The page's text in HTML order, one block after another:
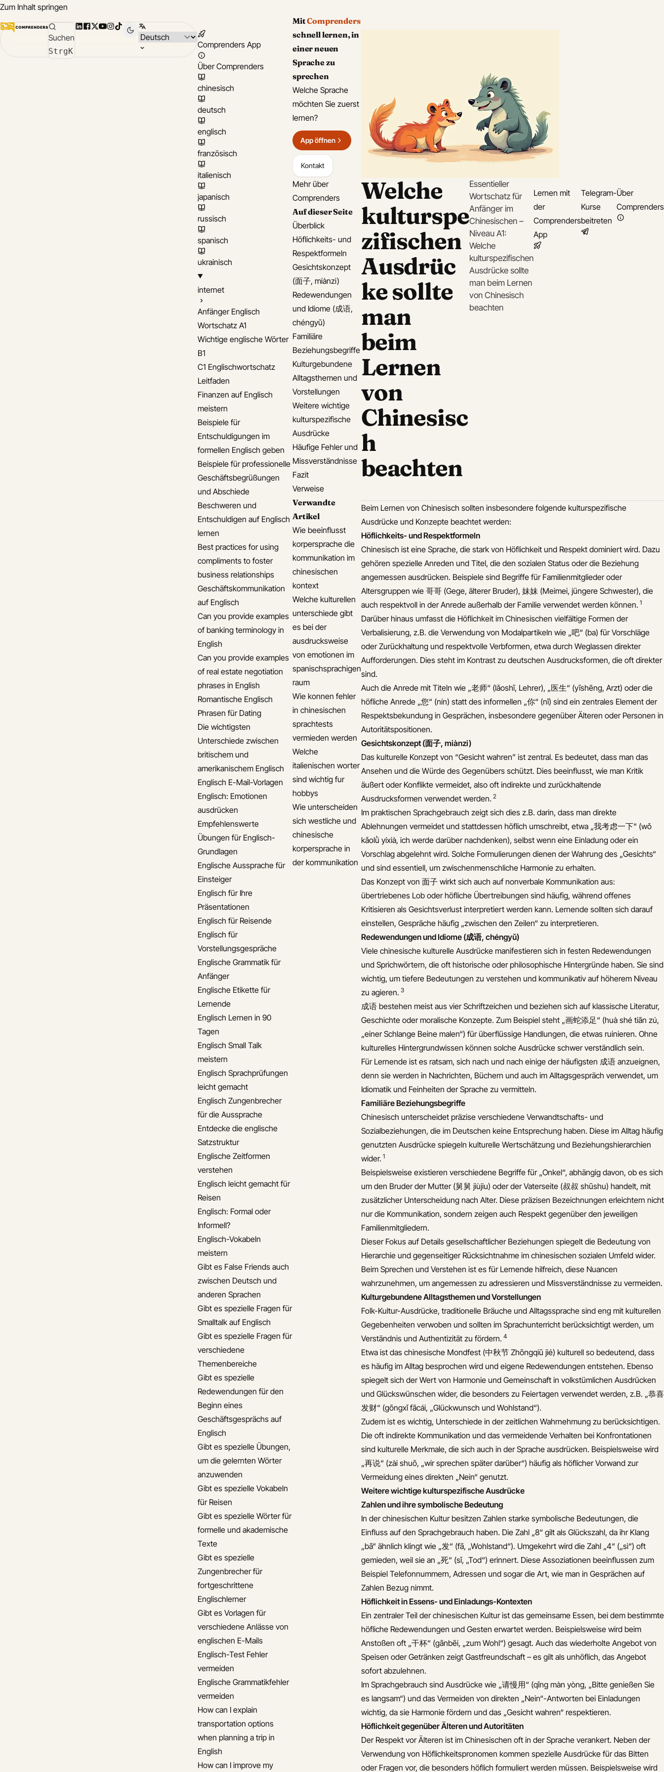
Zum Inhalt springen
Suchen
StrgK
LinkedIn
Facebook
X YouTube
Instagram
TikTok Sprache wählen
Comprenders App
Über Comprenders
chinesisch
deutsch
englisch
französisch
italienisch
japanisch
russisch
spanisch
ukrainisch
internet
Anfänger Englisch
Wortschatz A1
Wichtige englische Wörter
B1
C1 Englischwortschatz
Leitfaden
Finanzen auf Englisch
meistern
Beispiele für
Entschuldigungen im
formellen Englisch geben
Beispiele für professionelle
Geschäftsbegrüßungen
und Abschiede
Beschweren und
Entschuldigen auf Englisch
lernen
Best practices for using
compliments to foster
business relationships
Geschäftskommunikation
auf Englisch
Can you provide examples
of banking terminology in
English
Can you provide examples
of real estate negotiation
phrases in English
Romantische Englisch
Phrasen für Dating
Die wichtigsten
Unterschiede zwischen
britischem und
amerikanischem Englisch
Englisch E-Mail-Vorlagen
Englisch: Emotionen
ausdrücken
Empfehlenswerte
Übungen für Englisch-
Grundlagen
Englische Aussprache für
Einsteiger
Englisch für Ihre
Präsentationen
Englisch für Reisende
Englisch für
Vorstellungsgespräche
Englische Grammatik für
Anfänger
Englische Etikette für
Lernende
Englisch Lernen in 90
Tagen
Englisch Small Talk
meistern
Englisch Sprachprüfungen
leicht gemacht
Englisch Zungenbrecher
für die Aussprache
Entdecke die englische
Satzstruktur
Englische Zeitformen
verstehen
Englisch leicht gemacht für
Reisen
Englisch: Formal oder
Informell?
Englisch-Vokabeln
meistern
Gibt es False Friends auch
zwischen Deutsch und
anderen Sprachen
Gibt es spezielle Fragen für
Smalltalk auf Englisch
Gibt es spezielle Fragen für
verschiedene
Themenbereiche
Gibt es spezielle
Redewendungen für den
Beginn eines
Geschäftsgesprächs auf
Englisch
Gibt es spezielle Übungen,
um die gelernten Wörter
anzuwenden
Gibt es spezielle Vokabeln
für Reisen
Gibt es spezielle Wörter für
formelle und akademische
Texte
Gibt es spezielle
Zungenbrecher für
fortgeschrittene
Englischlerner
Gibt es Vorlagen für
verschiedene Anlässe von
englischen E-Mails
Englisch-Test Fehler
vermeiden
Englische Grammatikfehler
vermeiden
How can I explain
transportation options
when planning a trip in
English
How can I improve my
MitComprenders
schnell lernen, in
einer neuen
Sprache zu
sprechen
Welche Sprache
möchten Sie zuerst
lernen?
App öffnen
Kontakt
Mehr über
Comprenders
Auf dieser Seite
Überblick
Höflichkeits- und
Respektformeln
Gesichtskonzept
(面子, miànzi)
Redewendungen
und Idiome (成语,
chéngyǔ)
Familiäre
Beziehungsbegriffe
Kulturgebundene
Alltagsthemen und
Vorstellungen
Weitere wichtige
kulturspezifische
Ausdrücke
Häufige Fehler und
Missverständnisse
Fazit
Verweise
Verwandte
Artikel
Wie beeinflusst
korpersprache die
kommunikation im
chinesischen
kontext
Welche kulturellen
unterschiede gibt
es bei der
ausdrucksweise
von emotionen im
spanischsprachigen
raum
Wie konnen fehler
in chinesischen
sprachtests
vermieden werden
Welche
italienischen worter
sind wichtig fur
hobbys
Wie unterscheiden
sich westliche und
chinesische
korpersprache in
der kommunikation
Welche
kulturspe
zifischen
Ausdrüc
ke sollte
man
beim
Lernen
von
Chinesisc
h
beachten
Essentieller
Wortschatz für
Anfänger im
Chinesischen –
Niveau A1:
Welche
kulturspezifischen
Ausdrücke sollte
man beim Lernen
von Chinesisch
beachten
Lernen mit
der
Comprenders
App
Telegram-
Kurse
beitreten
Über
Comprenders
Beim Lernen von Chinesisch sollten insbesondere folgende kulturspezifische
Ausdrücke und Konzepte beachtet werden:
Höflichkeits- und Respektformeln
Chinesisch ist eine Sprache, die stark von Höflichkeit und Respekt dominiert wird. Dazu
gehören spezielle Anreden und Titel, die den sozialen Status oder die Beziehung
angemessen ausdrücken. Beispiele sind Begriffe für Familienmitglieder oder
Altersgruppen wie 哥哥 (Gege, älterer Bruder), 妹妹 (Meimei, jüngere Schwester), die
auch respektvoll in der Anrede außerhalb der Familie verwendet werden können. 1
Darüber hinaus umfasst die Höflichkeit im Chinesischen vielfältige Formen der
Verbalisierung, z.B. die Verwendung von Modalpartikeln wie „吧“ (ba) für Vorschläge
oder Zurückhaltung und respektvolle Verbformen, etwa durch Weglassen direkter
Aufforderungen. Dies steht im Kontrast zu deutschen Ausdrucksformen, die oft direkter
sind.
Auch die Anrede mit Titeln wie „老师“ (lǎoshī, Lehrer), „医生“ (yīshēng, Arzt) oder die
höfliche Anrede „您“ (nín) statt des informellen „你“ (nǐ) sind ein zentrales Element der
Respektsbekundung in Gesprächen, insbesondere gegenüber Älteren oder Personen in
Autoritätspositionen.
Gesichtskonzept (面子, miànzi)
Das kulturelle Konzept von “Gesicht wahren” ist zentral. Es bedeutet, dass man das
Ansehen und die Würde des Gegenübers schützt. Dies beeinflusst, wie man Kritik
äußert oder Konflikte vermeidet, also oft indirekte und zurückhaltende
Ausdrucksformen verwendet werden. 2
Im praktischen Sprachgebrauch zeigt sich dies z.B. darin, dass man direkte
Ablehnungen vermeidet und stattdessen höflich umschreibt, etwa „我考虑一下“ (wǒ
kǎolǜ yíxià, ich werde darüber nachdenken), selbst wenn eine Einladung oder ein
Vorschlag abgelehnt wird. Solche Formulierungen dienen der Wahrung des „Gesichts“
und sind essentiell, um zwischenmenschliche Harmonie zu erhalten.
Das Konzept von 面子 wirkt sich auch auf nonverbale Kommunikation aus:
übertriebenes Lob oder höfliche Übertreibungen sind häufig, während offenes
Kritisieren als Gesichtsverlust interpretiert werden kann. Lernende sollten sich darauf
einstellen, Gespräche häufig „zwischen den Zeilen“ zu interpretieren.
Redewendungen und Idiome (成语, chéngyǔ)
Viele chinesische kulturelle Ausdrücke manifestieren sich in festen Redewendungen
und Sprichwörtern, die oft historische oder philosophische Hintergründe haben. Sie sind
wichtig, um tiefere Bedeutungen zu verstehen und kommunikativ auf höherem Niveau
zu agieren. 3
成语 bestehen meist aus vier Schriftzeichen und beziehen sich auf klassische Literatur,
Geschichte oder moralische Konzepte. Zum Beispiel steht „画蛇添足“ (huà shé tiān zú,
„einer Schlange Beine malen“) für überflüssige Handlungen, die etwas ruinieren. Ohne
kulturelles Hintergrundwissen können solche Ausdrücke schwer verständlich sein.
Für Lernende ist es ratsam, sich nach und nach einige der häufigsten 成语 anzueignen,
denn sie werden in Nachrichten, Büchern und auch im Alltagsgespräch verwendet, um
Idiomatik und Feinheiten der Sprache zu vermitteln.
Familiäre Beziehungsbegriffe
Chinesisch unterscheidet präzise verschiedene Verwandtschafts- und
Sozialbeziehungen, die im Deutschen keine Entsprechung haben. Diese im Alltag häufig
genutzten Ausdrücke spiegeln kulturelle Wertschätzung und Beziehungshierarchien
wider. 1
Beispielsweise existieren verschiedene Begriffe für „Onkel“, abhängig davon, ob es sich
um den Bruder der Mutter (舅舅 jiùjiu) oder der Vaterseite (叔叔 shūshu) handelt, mit
zusätzlicher Unterscheidung nach Alter. Diese präzisen Bezeichnungen erleichtern nicht
nur die Kommunikation, sondern zeigen auch Respekt gegenüber den jeweiligen
Familienmitgliedern.
Dieser Fokus auf Details gesellschaftlicher Beziehungen spiegelt die Bedeutung von
Hierarchie und gegenseitiger Rücksichtnahme im chinesischen sozialen Umfeld wider.
Beim Sprechen und Verstehen ist es für Lernende hilfreich, diese Nuancen
wahrzunehmen, um angemessen zu adressieren und Missverständnisse zu vermeiden.
Kulturgebundene Alltagsthemen und Vorstellungen
Folk-Kultur-Ausdrücke, traditionelle Bräuche und Alltagssprache sind eng mit kulturellen
Gegebenheiten verwoben und sollten im Sprachunterricht berücksichtigt werden, um
Verständnis und Authentizität zu fördern. 4
Etwa ist das chinesische Mondfest (中秋节 Zhōngqiū jié) kulturell so bedeutend, dass
es häufig im Alltag besprochen wird und eigene Redewendungen entstehen. Ebenso
spiegelt sich der Wert von Harmonie und Gemeinschaft in volkstümlichen Ausdrücken
und Glückswünschen wider, die besonders zu Feiertagen verwendet werden, z.B. „恭喜
发财“ (gōngxǐ fācái, „Glückwunsch und Wohlstand“).
Zudem ist es wichtig, Unterschiede in der zeitlichen Wahrnehmung zu berücksichtigen.
Die oft indirekte Kommunikation und das vermeidende Verhalten bei Konfrontationen
sind kulturelle Merkmale, die sich auch in der Sprache ausdrücken. Beispielsweise wird
„再说“ (zài shuō, „wir sprechen später darüber“) häufig als höflicher Vorwand zur
Vermeidung eines direkten „Nein“ genutzt.
Weitere wichtige kulturspezifische Ausdrücke
Zahlen und ihre symbolische Bedeutung
In der chinesischen Kultur besitzen Zahlen starke symbolische Bedeutungen, die
Einfluss auf den Sprachgebrauch haben. Die Zahl „8“ gilt als Glückszahl, da ihr Klang
„bā“ ähnlich klingt wie „发“ (fā, „Wohlstand“). Umgekehrt wird die Zahl „4“ („sì“) oft
gemieden, weil sie an „死“ (sǐ, „Tod“) erinnert. Diese Assoziationen beeinflussen zum
Beispiel Telefonnummern, Adressen und sogar die Art, wie man in Gesprächen auf
Zahlen Bezug nimmt.
Höflichkeit in Essens- und Einladungs-Kontexten
Ein zentraler Teil der chinesischen Kultur ist das gemeinsame Essen, bei dem bestimmte
höfliche Redewendungen und Gesten erwartet werden. Beispielsweise wird beim
Anstoßen oft „干杯“ (gānbēi, „zum Wohl“) gesagt. Auch das wiederholte Angebot von
Speisen oder Getränken zeigt Gastfreundschaft – es gilt als unhöflich, das Angebot
sofort abzulehnen.
Im Sprachgebrauch sind Ausdrücke wie „请慢用“ (qǐng màn yòng, „Bitte genießen Sie
es langsam“) und das Vermeiden von direkten „Nein“-Antworten bei Einladungen
wichtig, da sie Harmonie fördern und das „Gesicht wahren“ respektieren.
Höflichkeit gegenüber Älteren und Autoritäten
Der Respekt vor Älteren ist im Chinesischen oft in der Sprache verankert. Neben der
Verwendung von Höflichkeitspronomen kommen spezielle Ausdrücke für das Bitten
oder Fragen vor, die besonders höflich formuliert werden müssen. Beispielsweise wird